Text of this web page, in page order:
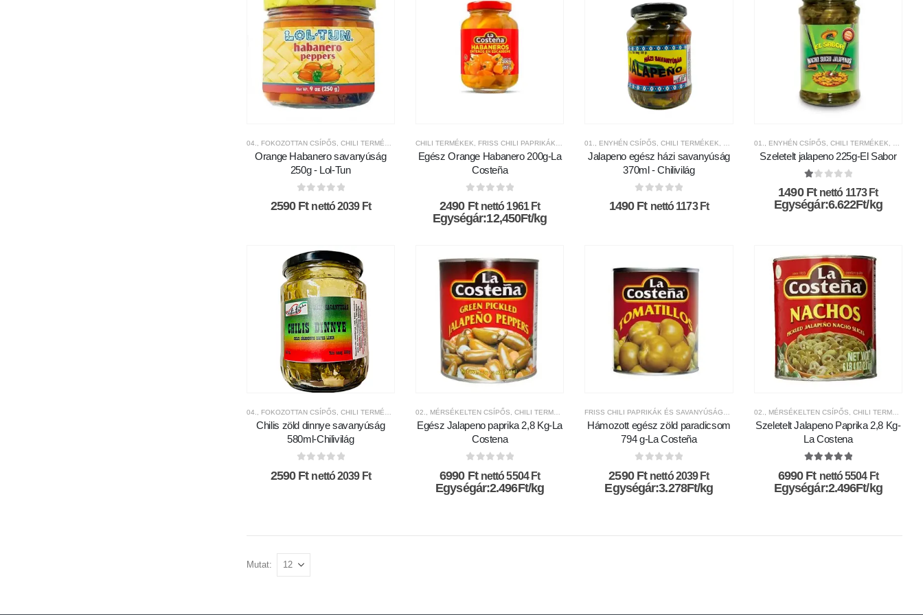
04., FOKOZOTTAN CSÍPŐS CHILI TERMÉKEK CSÍPŐSSÉGI-SKÁLA, FRISS CHILI PAPRIKÁK ÉS SAVANYÚSÁGOK, MÁRKÁK ,MEXIKÓI KONYHA NEMZETKÖZI KONYHA,NEMZETKÖZI MÁRKÁK
Orange Habanero savanyúság
250g - Lol-Tun
az 5-ből
2590 Ft nettó2039 Ft
CHILI TERMÉKEK FRISS CHILI PAPRIKÁK ÉS SAVANYÚSÁGOK ,MEXIKÓI KONYHA,NEMZETKÖZI KONYHA
Egész Orange Habanero 200g-La
Costeña
az 5-ből
2490 Ft nettó1961 Ft
Egységár:12,450Ft/kg
01., ENYHÉN CSÍPŐS ,CHILI TERMÉKEK CHILIVILÁG CSÍPŐSSÉGI-SKÁLA,FRISS CHILI PAPRIKÁK
Jalapeno egész házi savanyúság
370ml - Chilivilág
az 5-ből
1490 Ft nettó1173 Ft
01., ENYHÉN CSÍPŐS CHILI TERMÉKEK
Szeletelt jalapeno 225g-El Sabor
az 5-ből
1490 Ft nettó 1173 Ft
Egységár:6.622Ft/kg
04., FOKOZOTTAN CSÍPŐS, CHILI TERMÉKEK CHILIVILÁG,CSÍPŐSSÉGI-SKÁLA,FRISS CHILI PAPRIKÁK ÉS SAVANYÚSÁGOK,MÁRKÁK
Chilis zöld dinnye savanyúság
580ml-Chilivilág
2590 Ft nettó2039 Ft
02., MÉRSÉKELTEN CSÍPŐS, CHILI TERMÉKEK CSÍPŐSSÉGI-SKÁLA ,FRISS CHILI PAPRIKÁK ÉS SAVANYÚSÁGOK , MÁRKÁK ,MEXIKÓI KONYHA,
Egész Jalapeno paprika 2,8 Kg-La
Costena
6990 Ft nettó5504 Ft
Egységár:2.496Ft/kg
FRISS CHILI PAPRIKÁK ÉS SAVANYÚSÁGOK MEXIKÓI KONYHA , NEMZETKÖZI KONYHA
Hámozott egész zöld paradicsom
794 g-La Costeña
2590 Ft nettó2039 Ft
Egységár:3.278Ft/kg
02., MÉRSÉKELTEN CSÍPŐS, CHILI TERMÉKEK
Szeletelt Jalapeno Paprika 2,8 Kg-
La Costena
6990 Ft nettó5504 Ft
Egységár:2.496Ft/kg
Mutat: